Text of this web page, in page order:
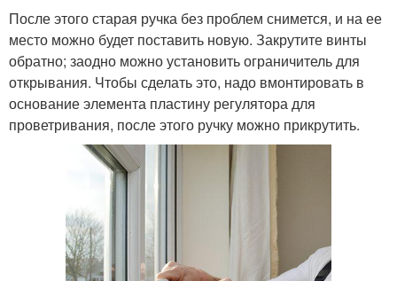
После этого старая ручка без проблем снимется, и на ее
место можно будет поставить новую. Закрутите винты
обратно; заодно можно установить ограничитель для
открывания. Чтобы сделать это, надо вмонтировать в
основание элемента пластину регулятора для
проветривания, после этого ручку можно прикрутить.